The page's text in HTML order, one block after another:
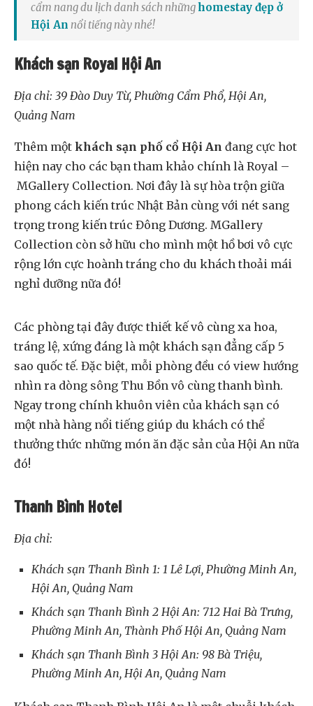
cẩm nang du lịch danh sách những homestay đẹp ở
Hội An nổi tiếng này nhé!
Khách sạn Royal Hội An
Địa chỉ: 39 Đào Duy Từ, Phường Cẩm Phổ, Hội An,
Quảng Nam
Thêm một khách sạn phố cổ Hội An đang cực hot
hiện nay cho các bạn tham khảo chính là Royal –
MGallery Collection. Nơi đây là sự hòa trộn giữa
phong cách kiến trúc Nhật Bản cùng với nét sang
trọng trong kiến trúc Đông Dương. MGallery
Collection còn sở hữu cho mình một hồ bơi vô cực
rộng lớn cực hoành tráng cho du khách thoải mái
nghỉ dưỡng nữa đó!
Các phòng tại đây được thiết kế vô cùng xa hoa,
tráng lệ, xứng đáng là một khách sạn đẳng cấp 5
sao quốc tế. Đặc biệt, mỗi phòng đều có view hướng
nhìn ra dòng sông Thu Bồn vô cùng thanh bình.
Ngay trong chính khuôn viên của khách sạn có
một nhà hàng nổi tiếng giúp du khách có thể
thưởng thức những món ăn đặc sản của Hội An nữa
đó!
Thanh Bình Hotel
Địa chỉ:
Khách sạn Thanh Bình 1: 1 Lê Lợi, Phường Minh An,
Hội An, Quảng Nam
Khách sạn Thanh Bình 2 Hội An: 712 Hai Bà Trưng,
Phường Minh An, Thành Phố Hội An, Quảng Nam
Khách sạn Thanh Bình 3 Hội An: 98 Bà Triệu,
Phường Minh An, Hội An, Quảng Nam